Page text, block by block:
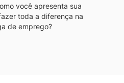
você apresenta sua
toda a diferença na
de emprego?